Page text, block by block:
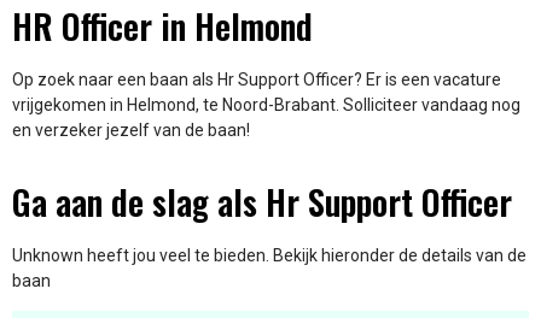
HR Officer in Helmond
Op zoek naar een baan als Hr Support Officer? Er is een vacature
vrijgekomen in Helmond, te Noord-Brabant. Solliciteer vandaag nog
en verzeker jezelf van de baan!
Ga aan de slag als Hr Support Officer
Unknown heeft jou veel te bieden. Bekijk hieronder de details van de
baan